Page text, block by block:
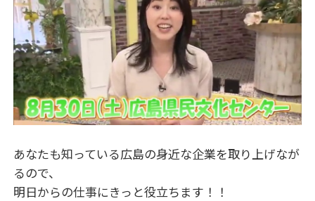
あなたも知っている広島の身近な企業を取り上げなが
るので、
明日からの仕事にきっと役立ちます！！